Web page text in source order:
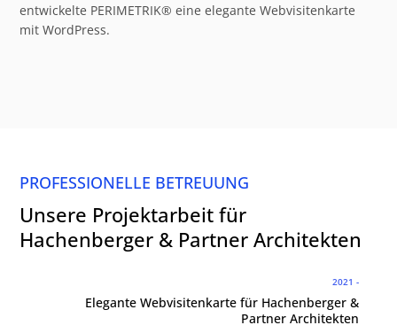
entwickelte PERIMETRIK® eine elegante Webvisitenkarte
mit WordPress.
PROFESSIONELLE BETREUUNG
Unsere Projektarbeit für
Hachenberger & Partner Architekten
2021 -
Elegante Webvisitenkarte für Hachenberger &
Partner Architekten